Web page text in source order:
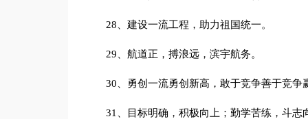
28、建设一流工程，助力祖国统一。
29、航道正，搏浪远，滨宇航务。
30、勇创一流勇创新高，敢于竞争善于竞争
31、目标明确，积极向上；勤学苦练，斗志